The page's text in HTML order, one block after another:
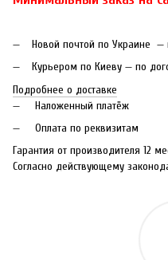
Новой почтой по Украине —
Курьером по Киеву — по
Подробнее о доставке
Наложенный платёж
Оплата по реквизитам
Гарантия от производителя 12
Согласно действующему